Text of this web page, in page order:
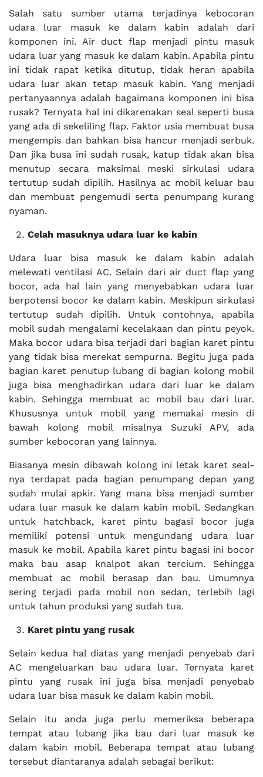
Salah satu sumber utama terjadinya kebocoran
udara luar masuk ke dalam kabin adalah dari
komponen ini. Air duct flap menjadi pintu masuk
udara luar yang masuk ke dalam kabin. Apabila pintu
ini tidak rapat ketika ditutup, tidak heran apabila
udara luar akan tetap masuk kabin. Yang menjadi
pertanyaannya adalah bagaimana komponen ini bisa
rusak? Ternyata hal ini dikarenakan seal seperti busa
yang ada di sekeliling flap. Faktor usia membuat busa
mengempis dan bahkan bisa hancur menjadi serbuk.
Dan jika busa ini sudah rusak, katup tidak akan bisa
menutup secara maksimal meski sirkulasi udara
tertutup sudah dipilih. Hasilnya ac mobil keluar bau
dan membuat pengemudi serta penumpang kurang
nyaman.
Celah masuknya udara luar ke kabin
Udara luar bisa masuk ke dalam kabin adalah
melewati ventilasi AC. Selain dari air duct flap yang
bocor, ada hal lain yang menyebabkan udara luar
berpotensi bocor ke dalam kabin. Meskipun sirkulasi
tertutup sudah dipilih. Untuk contohnya, apabila
mobil sudah mengalami kecelakaan dan pintu peyok.
Maka bocor udara bisa terjadi dari bagian karet pintu
yang tidak bisa merekat sempurna. Begitu juga pada
bagian karet penutup lubang di bagian kolong mobil
juga bisa menghadirkan udara dari luar ke dalam
kabin. Sehingga membuat ac mobil bau dari luar.
Khususnya untuk mobil yang memakai mesin di
bawah kolong mobil misalnya Suzuki APV, ada
sumber kebocoran yang lainnya.
Biasanya mesin dibawah kolong ini letak karet seal-
nya terdapat pada bagian penumpang depan yang
sudah mulai apkir. Yang mana bisa menjadi sumber
udara luar masuk ke dalam kabin mobil. Sedangkan
untuk hatchback, karet pintu bagasi bocor juga
memiliki potensi untuk mengundang udara luar
masuk ke mobil. Apabila karet pintu bagasi ini bocor
maka bau asap knalpot akan tercium. Sehingga
membuat ac mobil berasap dan bau. Umumnya
sering terjadi pada mobil non sedan, terlebih lagi
untuk tahun produksi yang sudah tua.
Karet pintu yang rusak
Selain kedua hal diatas yang menjadi penyebab dari
AC mengeluarkan bau udara luar. Ternyata karet
pintu yang rusak ini juga bisa menjadi penyebab
udara luar bisa masuk ke dalam kabin mobil.
Selain itu anda juga perlu memeriksa beberapa
tempat atau lubang jika bau dari luar masuk ke
dalam kabin mobil. Beberapa tempat atau lubang
tersebut diantaranya adalah sebagai berikut: